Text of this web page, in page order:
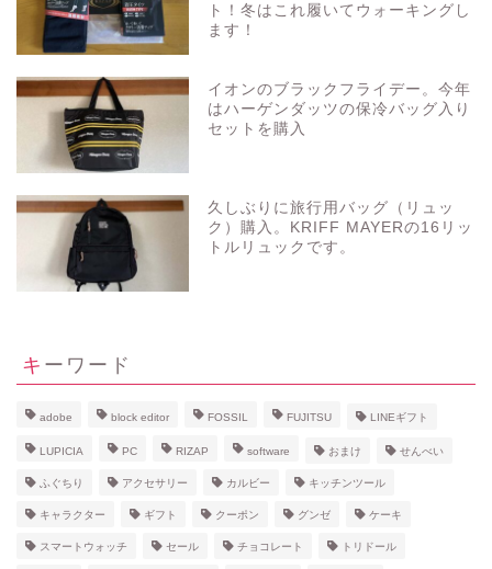
ト！冬はこれ履いてウォーキングし
ます！
イオンのブラックフライデー。今年
はハーゲンダッツの保冷バッグ入り
セットを購入
久しぶりに旅行用バッグ（リュッ
ク）購入。KRIFF MAYERの16リッ
トルリュックです。
キーワード
adobe block editor FOSSIL FUJITSU LINEギフト
LUPICIA PC RIZAP software おまけ せんべい
ふぐちり アクセサリー カルビー キッチンツール
キャラクター ギフト クーポン グンゼ ケーキ
スマートウォッチ セール チョコレート トリドール